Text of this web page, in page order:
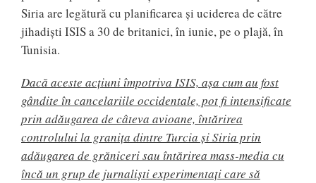
Siria are legătură cu planificarea și uciderea de către
jihadişti ISIS a 30 de britanici, în iunie, pe o plajă, în
Tunisia.
Dacă aceste acțiuni împotriva ISIS, așa cum au fost
gândite în cancelariile occidentale, pot fi intensificate
prin adăugarea de câteva avioane, întărirea
controlului la granița dintre Turcia și Siria prin
adăugarea de grăniceri sau întărirea mass-media cu
încă un grup de jurnaliști experimentați care să